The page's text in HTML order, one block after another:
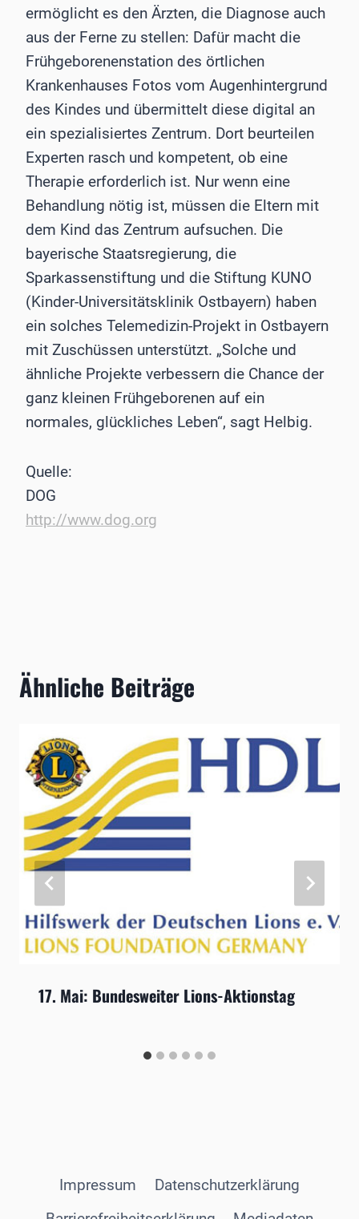
ermöglicht es den Ärzten, die Diagnose auch
aus der Ferne zu stellen: Dafür macht die
Frühgeborenenstation des örtlichen
Krankenhauses Fotos vom Augenhintergrund
des Kindes und übermittelt diese digital an
ein spezialisiertes Zentrum. Dort beurteilen
Experten rasch und kompetent, ob eine
Therapie erforderlich ist. Nur wenn eine
Behandlung nötig ist, müssen die Eltern mit
dem Kind das Zentrum aufsuchen. Die
bayerische Staatsregierung, die
Sparkassenstiftung und die Stiftung KUNO
(Kinder-Universitätsklinik Ostbayern) haben
ein solches Telemedizin-Projekt in Ostbayern
mit Zuschüssen unterstützt. „Solche und
ähnliche Projekte verbessern die Chance der
ganz kleinen Frühgeborenen auf ein
normales, glückliches Leben“, sagt Helbig.
Quelle:
DOG
http://www.dog.org
Ähnliche Beiträge
17. Mai: Bundesweiter Lions-Aktionstag
Impressum
Datenschutzerklärung